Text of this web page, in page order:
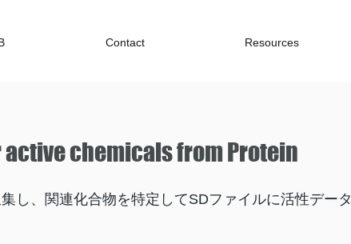
Contact Resources
chemicals from Protein
し、関連化合物を特定してSDファイルに活性データ